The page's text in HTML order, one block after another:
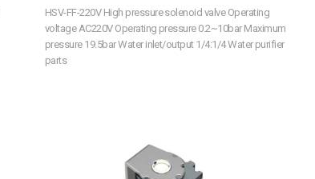
HSV-FF-220V High pressure solenoid valve Operating
voltage AC220V Operating pressure 0.2~10bar Maximum
pressure 19.5bar Water inlet/output 1/4:1/4 Water purifier
parts